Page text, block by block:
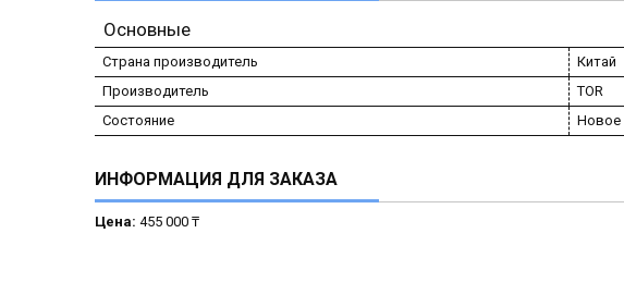
Основные
Страна производитель
Китай
Производитель
TOR
Состояние
Новое
ИНФОРМАЦИЯ ДЛЯ ЗАКАЗА
Цена: 455 000 ₸